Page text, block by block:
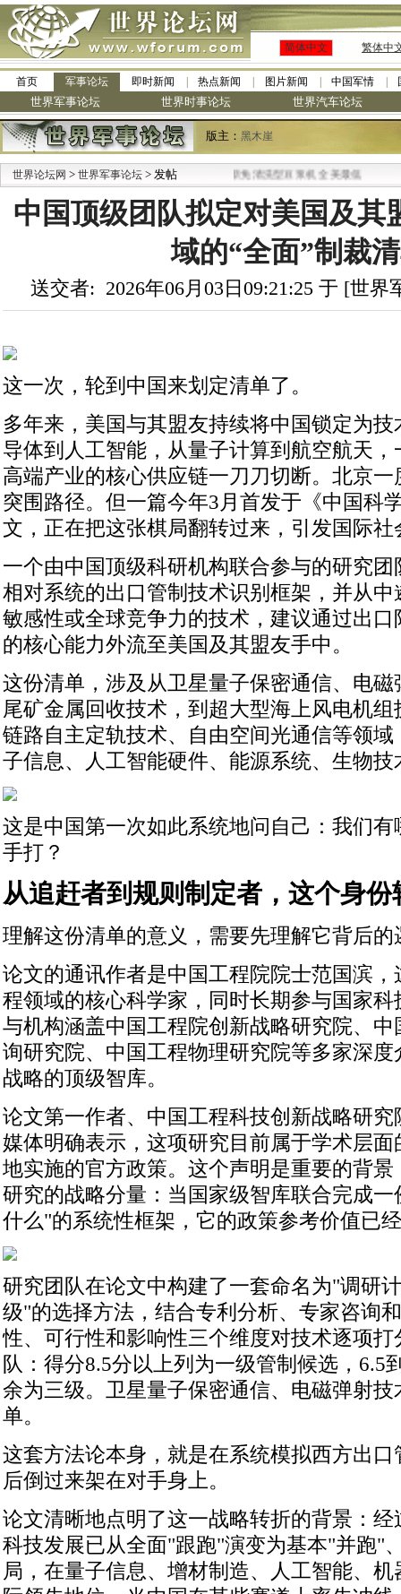
简体中文 繁体中
首页 军事论坛 即时新闻 热点新闻 图片新闻 中国军情
世界军事论坛 世界时事论坛 世界汽车论坛
版主： 黑木崖
世界论坛网 > 世界军事论坛 > 发帖
·九阳全新免清洗型豆浆机 全美最低
中国顶级团队拟定对美国及其
域的“全面”制裁
送交者: 2026年06月03日09:21:25 于 [世
这一次，轮到中国来划定清单了。
多年来，美国与其盟友持续将中国锁定为
导体到人工智能，从量子计算到航空航天
高端产业的核心供应链一刀刀切断。北京
突围路径。但一篇今年3月首发于《中国科
文，正在把这张棋局翻转过来，引发国际
一个由中国顶级科研机构联合参与的研究
相对系统的出口管制技术识别框架，并从
敏感性或全球竞争力的技术，建议通过出
的核心能力外流至美国及其盟友手中。
这份清单，涉及从卫星量子保密通信、电
尾矿金属回收技术，到超大型海上风电机
链路自主定轨技术、自由空间光通信等领
子信息、人工智能硬件、能源系统、生物
这是中国第一次如此系统地问自己：我们
手打？
从追赶者到规则制定者，这个身
理解这份清单的意义，需要先理解它背后的
论文的通讯作者是中国工程院院士范国滨
程领域的核心科学家，同时长期参与国家
与机构涵盖中国工程院创新战略研究院、
询研究院、中国工程物理研究院等多家深
战略的顶级智库。
论文第一作者、中国工程科技创新战略研
媒体明确表示，这项研究目前属于学术层
地实施的官方政策。这个声明是重要的背
研究的战略分量：当国家级智库联合完成
什么"的系统性框架，它的政策参考价值已
研究团队在论文中构建了一套命名为"调研
级"的选择方法，结合专利分析、专家咨询
性、可行性和影响性三个维度对技术逐项
队：得分8.5分以上列为一级管制候选，6.5
余为三级。卫星量子保密通信、电磁弹射
单。
这套方法论本身，就是在系统模拟西方出
后倒过来架在对手身上。
论文清晰地点明了这一战略转折的背景：
科技发展已从全面"跟跑"演变为基本"并跑"
局，在量子信息、增材制造、人工智能、